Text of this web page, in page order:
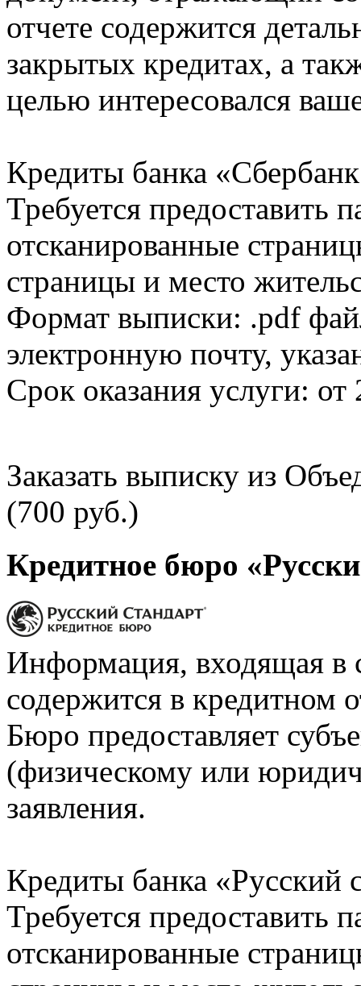
отчете содержится
закрытых кредитах, а
целью интересовался
Кредиты банка
Требуется предоставить
отсканированные
страницы и место
Формат выписки: .pdf
электронную почту,
Срок оказания услуги: от
Заказать выписку из
(700 руб.)
Кредитное бюро
Информация, входящая в
содержится в кредитном
Бюро предоставляет
(физическому или
заявления.
Кредиты банка «Русский
Требуется предоставить
отсканированные